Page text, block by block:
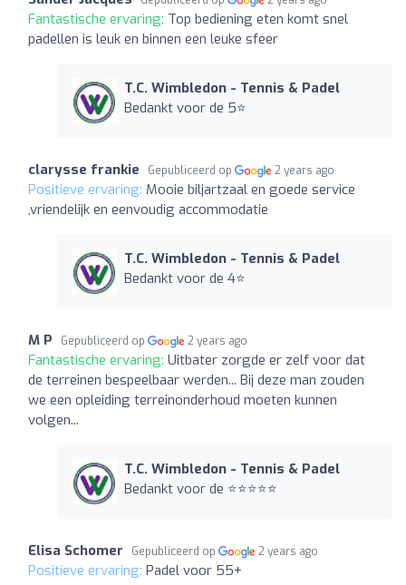
Fantastische ervaring: Top bediening eten komt snel
padellen is leuk en binnen een leuke sfeer
T.C. Wimbledon - Tennis & Padel
Bedankt voor de 5⭐️
clarysse frankie Gepubliceerd op 2 years ago
Positieve ervaring: Mooie biljartzaal en goede service
,vriendelijk en eenvoudig accommodatie
T.C. Wimbledon - Tennis & Padel
Bedankt voor de 4⭐️
M P Gepubliceerd op 2 years ago
Fantastische ervaring: Uitbater zorgde er zelf voor dat
de terreinen bespeelbaar werden... Bij deze man zouden
we een opleiding terreinonderhoud moeten kunnen
volgen...
T.C. Wimbledon - Tennis & Padel
Bedankt voor de ⭐️⭐️⭐️⭐️⭐️
Elisa Schomer Gepubliceerd op 2 years ago
Positieve ervaring: Padel voor 55+